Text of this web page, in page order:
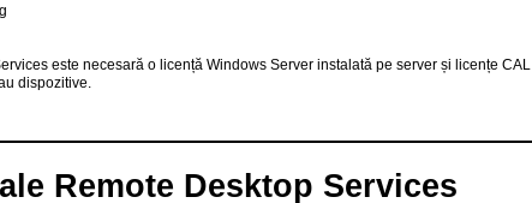
este necesară o licență Windows Server instalată pe server și licențe CAL
dispozitive.
Remote Desktop Services